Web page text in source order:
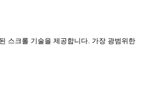
스크롤 기술을 제공합니다. 가장 광범위한